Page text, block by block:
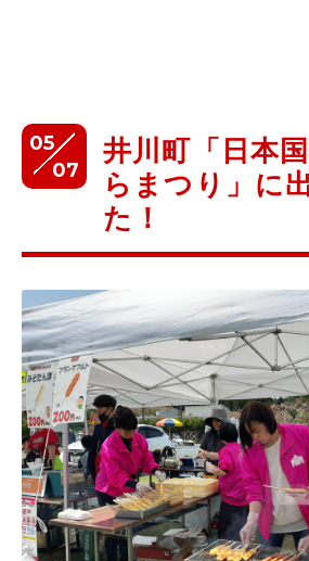
05
07
井川町「日本
らまつり」に
た！